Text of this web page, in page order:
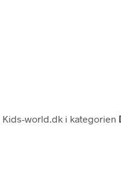
Kids-world.dk i kategorien